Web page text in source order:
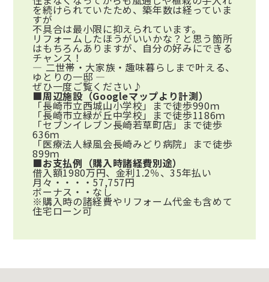
を続けられていたため、築年数は経っていま
すが
不具合は最小限に抑えられています。
リフォームしたほうがいいかな？と思う箇所
はもちろんありますが、自分の好みにできる
チャンス！
― 二世帯・大家族・趣味暮らしまで叶える、
ゆとりの一邸 ―
ぜひ一度ご覧ください♪
■周辺施設（Googleマップより計測）
「長崎市立西城山小学校」まで徒歩990ｍ
「長崎市立緑が丘中学校」まで徒歩1186ｍ
「セブンイレブン長崎若草町店」まで徒歩
636ｍ
「医療法人緑風会長崎みどり病院」まで徒歩
899ｍ
■お支払例 （購入時諸経費別途）
借入額1980万円、金利1.2％、35年払い
月々・・・・57,757円
ボーナス・・なし
※購入時の諸経費やリフォーム代金も含めて
住宅ローン可